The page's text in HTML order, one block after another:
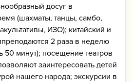
досуг в
(шахматы, танцы, самбо,
ИЗО); китайский и
2 раза в неделю
50 минут); посещение театров
заинтересовать детей
нашего народа; экскурсии в